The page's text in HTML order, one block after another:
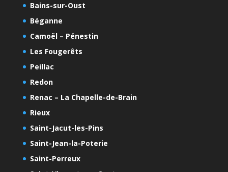
Bains-sur-Oust
Béganne
Camoël – Pénestin
Les Fougerêts
Peillac
Redon
Renac – La Chapelle-de-Brain
Rieux
Saint-Jacut-les-Pins
Saint-Jean-la-Poterie
Saint-Perreux